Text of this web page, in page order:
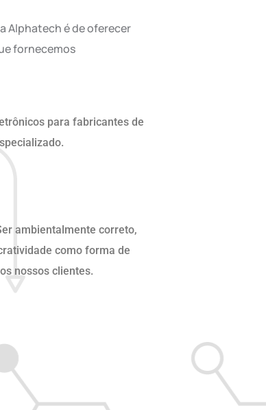
Alphatech é de oferecer
fornecemos
para fabricantes de
ambientalmente correto,
como forma de
nossos clientes.